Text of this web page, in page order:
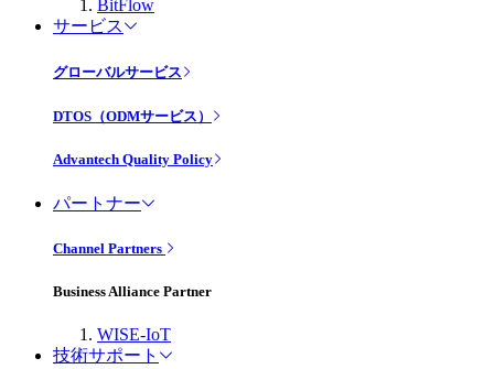
BitFlow
サービス
グローバルサービス
DTOS（ODMサービス）
Advantech Quality Policy
パートナー
Channel Partners
Business Alliance Partner
WISE-IoT
技術サポート